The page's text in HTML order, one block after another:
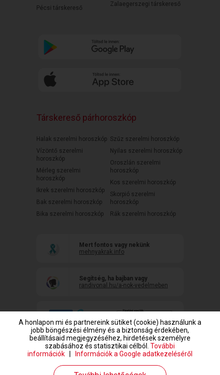
Pécsi társkereső
Zalaegerszegi társkereső
Társkereső párhoroszkóp
Halak szerelmi horoszkóp
Vízöntő szerelmi
horoszkóp
Mérleg szerelmi
horoszkóp
Ikrek szerelmi horoszkóp
Bak szerelmi horoszkóp
Bika szerelmi horoszkóp
Szűz szerelmi horoszkóp
Nyilas szerelmi horoszkóp
Oroszlán szerelmi
horoszkóp
Kos szerelmi horoszkóp
Skorpió szerelmi
horoszkóp
Rák szerelmi horoszkóp
Mert fontos vagy nekünk
mehnyakrak.info
Segítség, ha bajban vagy
randivonal.hu/a-nok-vedelmeben
www.randivonal.hu © Copyright 1999-2026 Dating Central Europe Zrt.
A honlapon mi és partnereink sütiket (cookie) használunk a
jobb böngészési élmény és a biztonság érdekében,
beállításaid megjegyzéséhez, hirdetések személyre
szabásához és statisztikai célból. További
információk
Információk a Google adatkezeléséről